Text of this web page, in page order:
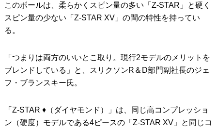
このボールは、柔らかくスピン量の多い「Z-STAR」と硬く
スピン量の少ない「Z-STAR XV」の間の特性を持ってい
る。
「つまりは両方のいいとこ取り。現行2モデルのメリットを
ブレンドしている」と、スリクソンR＆D部門副社長のジェ
フ・ブランスキー氏。
「Z-STAR ♦︎（ダイヤモンド）」は、同じ高コンプレッショ
ン（硬度）モデルである4ピースの「Z-STAR XV」と同じコ